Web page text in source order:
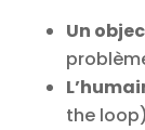
Un
the